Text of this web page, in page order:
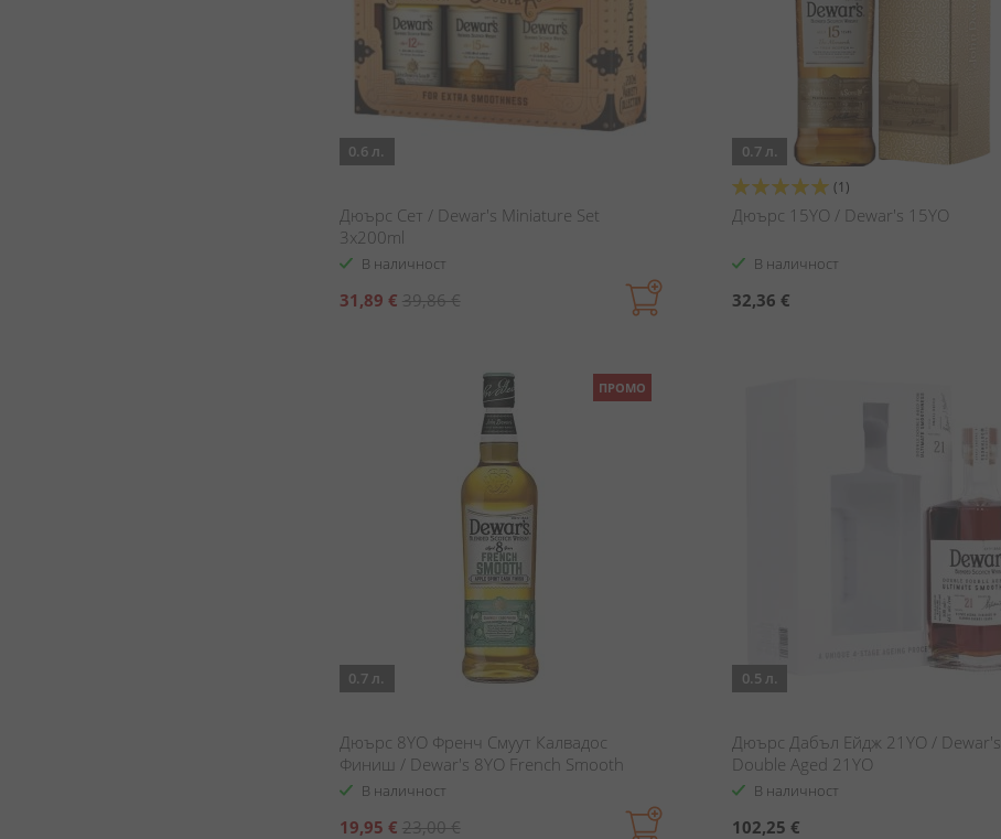
0.6 л.
Дюърс Сет / Dewar's Miniature Set
3x200ml
В наличност
Специална
31,89 € 39,86 €
0.7 л.
Оценка:
100%
(1)
Дюърс 15YO / Dewar's 15YO
В наличност
32,36 €
ПРОМО
0.7 л.
Дюърс 8YO Френч Смуут Калвадос
Финиш / Dewar's 8YO French Smooth
Calvados FInish
В наличност
Специална
19,95 € 23,00 €
0.5 л.
Дюърс Дабъл Ейдж 21YO / Dewar's
Double Aged 21YO
В наличност
102,25 €